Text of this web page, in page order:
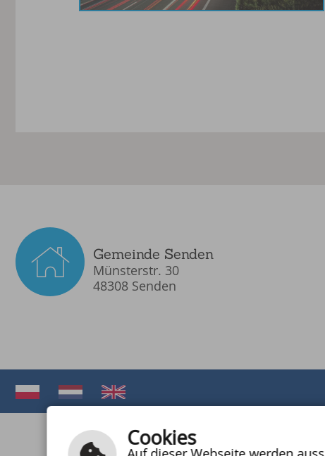
Gemeinde Senden
Münsterstr. 30
48308 Senden
Cookies